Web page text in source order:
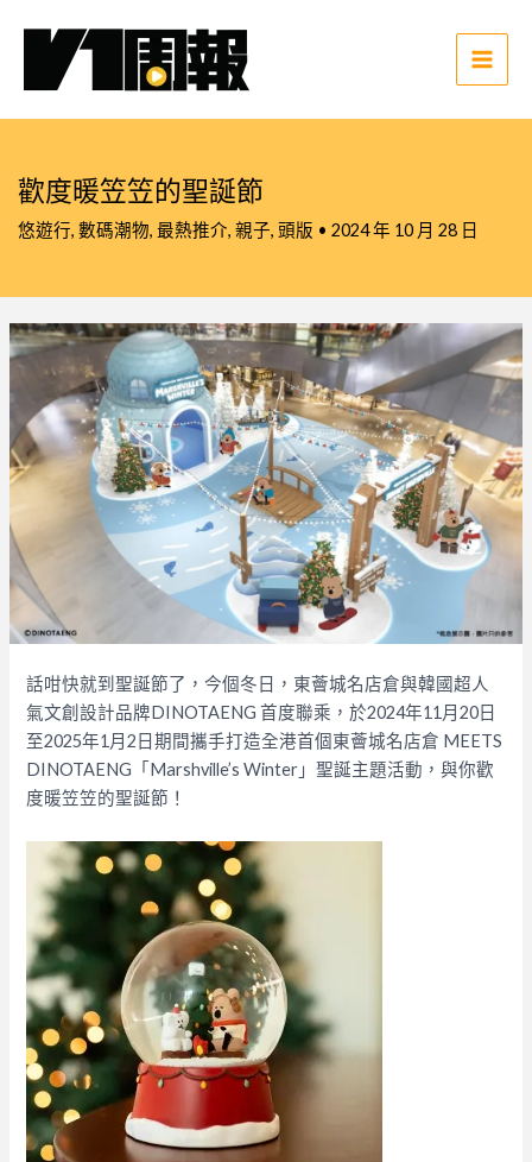
Main
歡度暖笠笠的聖誕節
悠遊行, 數碼潮物, 最熱推介, 親子, 頭版 • 2024 年 10 月 28 日
話咁快就到聖誕節了，今個冬日，東薈城名店倉與韓國超人
氣文創設計品牌DINOTAENG 首度聯乘，於2024年11月20日
至2025年1月2日期間攜手打造全港首個東薈城名店倉 MEETS
DINOTAENG「Marshville’s Winter」聖誕主題活動，與你歡
度暖笠笠的聖誕節！